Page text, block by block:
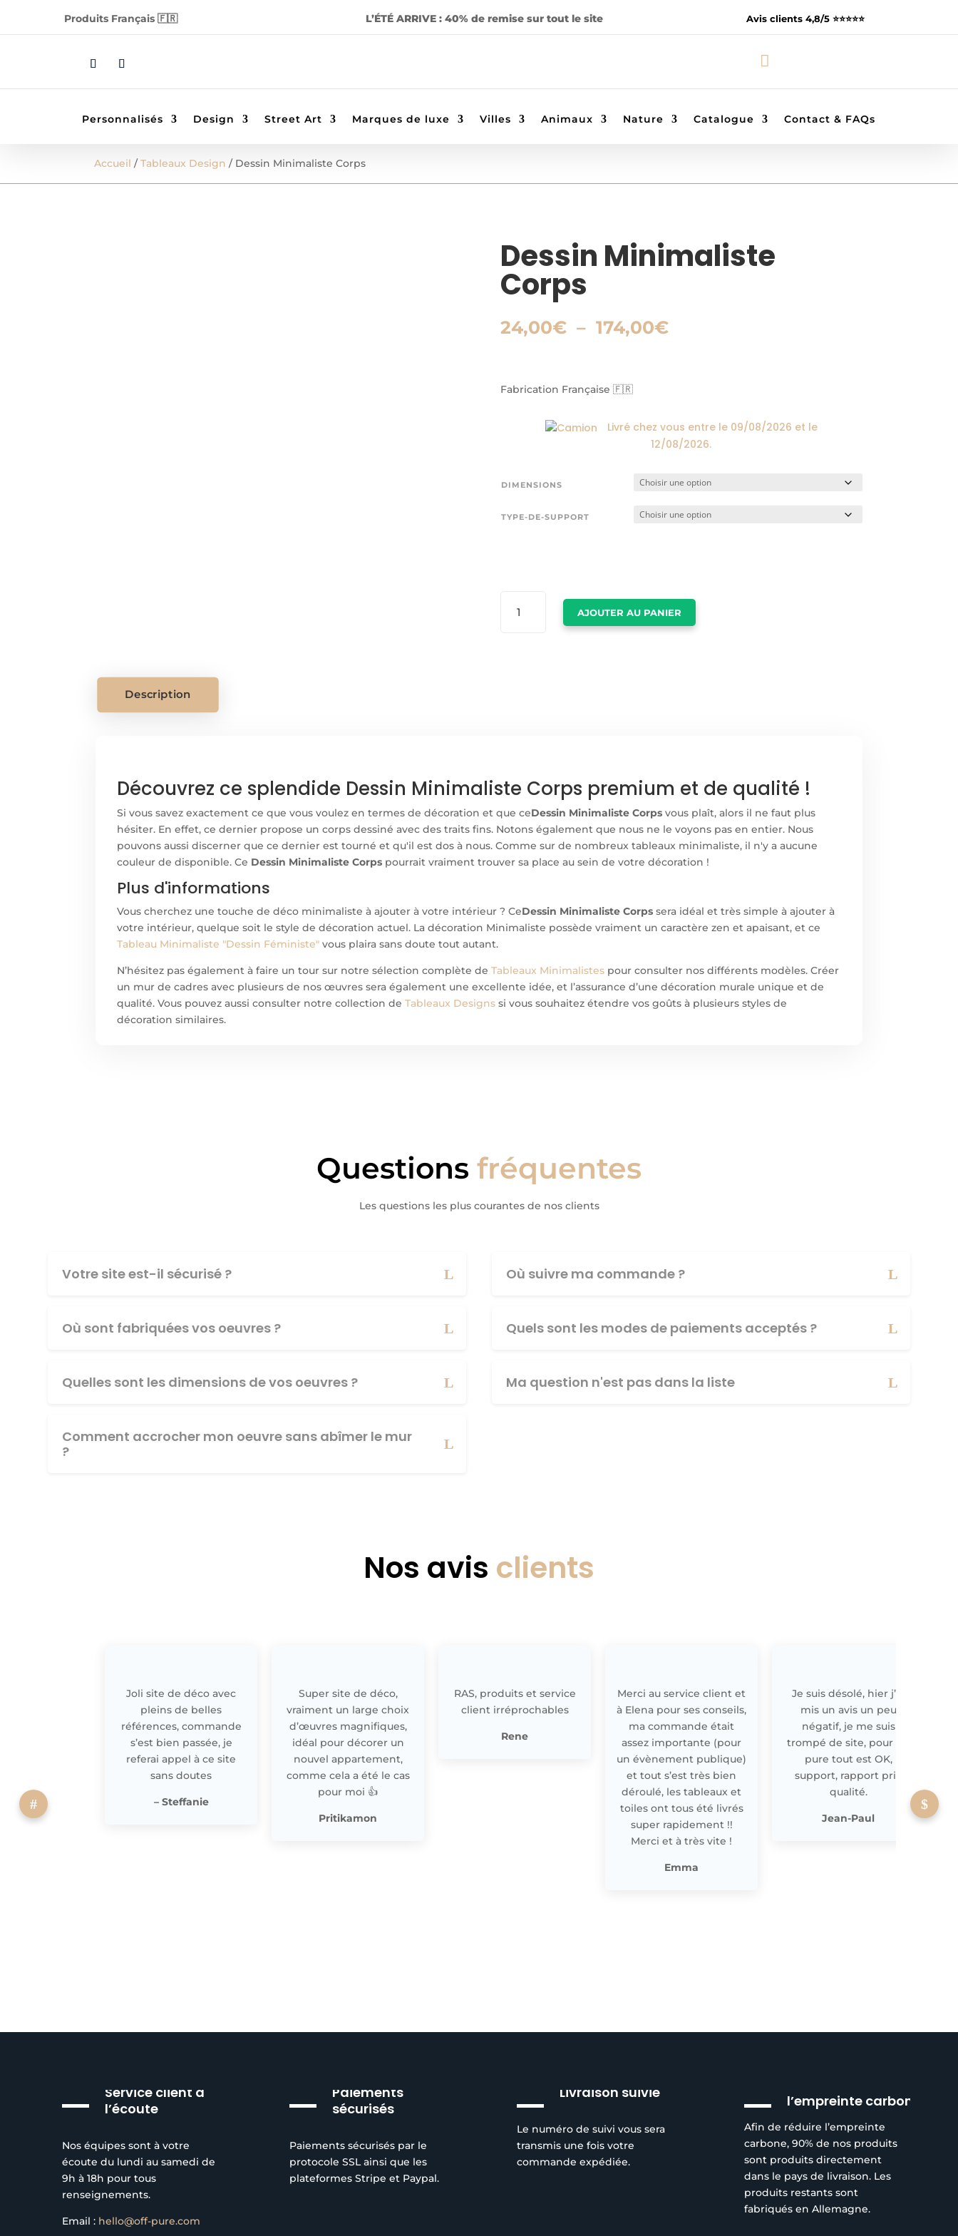
Produits Français 🇫🇷 L’ÉTÉ ARRIVE : 40% de remise sur tout le site Avis clients 4,8/5 ⭐️⭐️⭐️⭐️⭐️

Personnalisés Design Street Art Marques de luxe Villes Animaux Nature Catalogue Contact & FAQs
Accueil /Tableaux Design / Dessin Minimaliste Corps
Dessin Minimaliste
Corps
24,00€ – 174,00€Plage
Fabrication Française 🇫🇷
Livré chez vous entre le 09/08/2026 et le
12/08/2026.
DIMENSIONS
TYPE-DE-SUPPORT
AJOUTER AU PANIER
Description
Découvrez ce splendide Dessin Minimaliste Corps premium et de qualité !
Si vous savez exactement ce que vous voulez en termes de décoration et que ceDessin Minimaliste Corps vous plaît, alors il ne faut plus
hésiter. En effet, ce dernier propose un corps dessiné avec des traits fins. Notons également que nous ne le voyons pas en entier. Nous
pouvons aussi discerner que ce dernier est tourné et qu'il est dos à nous. Comme sur de nombreux tableaux minimaliste, il n'y a aucune
couleur de disponible. Ce Dessin Minimaliste Corps pourrait vraiment trouver sa place au sein de votre décoration !
Plus d'informations
Vous cherchez une touche de déco minimaliste à ajouter à votre intérieur ? CeDessin Minimaliste Corps sera idéal et très simple à ajouter à
votre intérieur, quelque soit le style de décoration actuel. La décoration Minimaliste possède vraiment un caractère zen et apaisant, et ce
Tableau Minimaliste "Dessin Féministe" vous plaira sans doute tout autant.
N’hésitez pas également à faire un tour sur notre sélection complète deTableaux Minimalistes pour consulter nos différents modèles. Créer
un mur de cadres avec plusieurs de nos œuvres sera également une excellente idée, et l’assurance d’une décoration murale unique et de
qualité. Vous pouvez aussi consulter notre collection deTableaux Designs si vous souhaitez étendre vos goûts à plusieurs styles de
décoration similaires.
Questions fréquentes
Les questions les plus courantes de nos clients
Votre site est-il sécurisé ?
Où sont fabriquées vos oeuvres ?
Quelles sont les dimensions de vos oeuvres ?
Comment accrocher mon oeuvre sans abîmer le mur
?
Où suivre ma commande ?
Quels sont les modes de paiements acceptés ?
Ma question n'est pas dans la liste
Nos avis clients
Joli site de déco avec
pleins de belles
références, commande
s’est bien passée, je
referai appel à ce site
sans doutes
– Steffanie
Super site de déco,
vraiment un large choix
d’œuvres magnifiques,
idéal pour décorer un
nouvel appartement,
comme cela a été le cas
pour moi 👍
Pritikamon
RAS, produits et service
client irréprochables
Rene
Merci au service client et
à Elena pour ses conseils,
ma commande était
assez importante (pour
un évènement publique)
et tout s’est très bien
déroulé, les tableaux et
toiles ont tous été livrés
super rapidement !!
Merci et à très vite !
Emma
Je suis désolé, hier j’ai
mis un avis un peu
négatif, je me suis
trompé de site, pour off
pure tout est OK,
support, rapport prix
qualité.
Jean-Paul
Service client à
l’écoute
Nos équipes sont à votre
écoute du lundi au samedi de
9h à 18h pour tous
renseignements.
Email : hello@off-pure.com
Paiements
sécurisés
Paiements sécurisés par le
protocole SSL ainsi que les
plateformes Stripe et Paypal.
Livraison suivie
Le numéro de suivi vous sera
transmis une fois votre
commande expédiée.
l’empreinte carbone
Afin de réduire l’empreinte
carbone, 90% de nos produits
sont produits directement
dans le pays de livraison. Les
produits restants sont
fabriqués en Allemagne.